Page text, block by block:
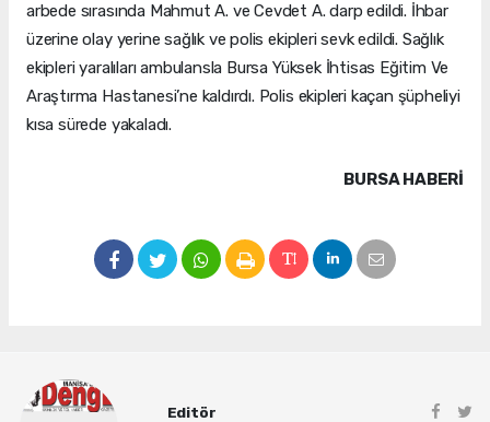
arbede sırasında Mahmut A. ve Cevdet A. darp edildi. İhbar
üzerine olay yerine sağlık ve polis ekipleri sevk edildi. Sağlık
ekipleri yaralıları ambulansla Bursa Yüksek İhtisas Eğitim Ve
Araştırma Hastanesi’ne kaldırdı. Polis ekipleri kaçan şüpheliyi
kısa sürede yakaladı.
BURSA HABERİ
Editör